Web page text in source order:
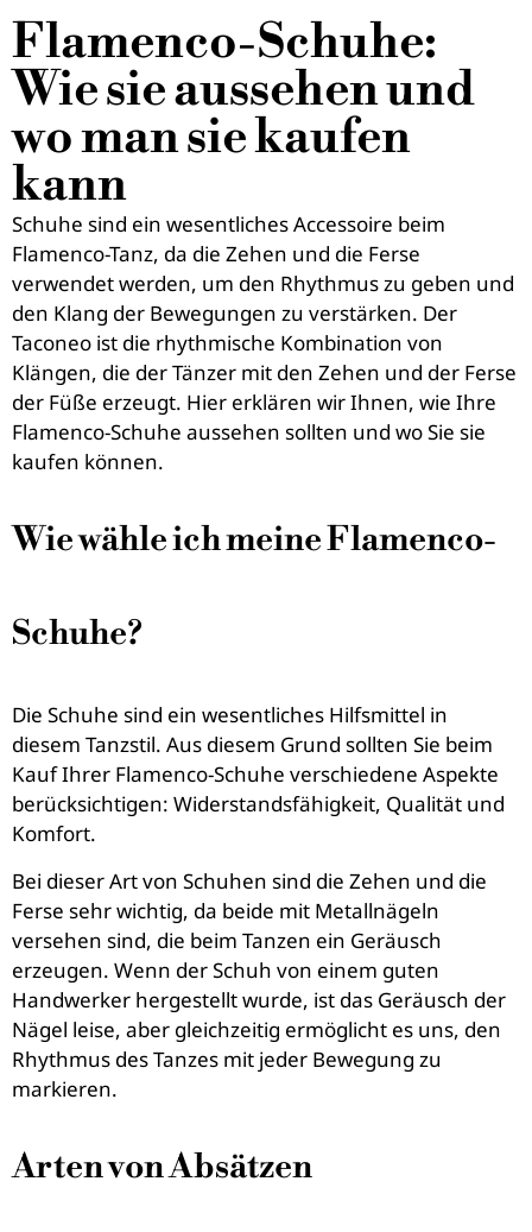
Flamenco-Schuhe:
Wie sie aussehen und
wo man sie kaufen
kann
Schuhe sind ein wesentliches Accessoire beim
Flamenco-Tanz, da die Zehen und die Ferse
verwendet werden, um den Rhythmus zu geben und
den Klang der Bewegungen zu verstärken. Der
Taconeo ist die rhythmische Kombination von
Klängen, die der Tänzer mit den Zehen und der Ferse
der Füße erzeugt. Hier erklären wir Ihnen, wie Ihre
Flamenco-Schuhe aussehen sollten und wo Sie sie
kaufen können.
Wie wähle ich meine Flamenco-
Schuhe?
Die Schuhe sind ein wesentliches Hilfsmittel in
diesem Tanzstil. Aus diesem Grund sollten Sie beim
Kauf Ihrer Flamenco-Schuhe verschiedene Aspekte
berücksichtigen: Widerstandsfähigkeit, Qualität und
Komfort.
Bei dieser Art von Schuhen sind die Zehen und die
Ferse sehr wichtig, da beide mit Metallnägeln
versehen sind, die beim Tanzen ein Geräusch
erzeugen. Wenn der Schuh von einem guten
Handwerker hergestellt wurde, ist das Geräusch der
Nägel leise, aber gleichzeitig ermöglicht es uns, den
Rhythmus des Tanzes mit jeder Bewegung zu
markieren.
Arten von Absätzen